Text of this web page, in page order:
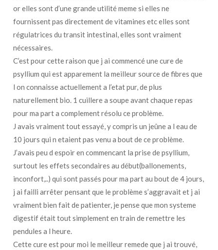
or elles sont d’une grande utilité meme si elles ne
fournissent pas directement de vitamines etc elles sont
régulatrices du transit intestinal, elles sont vraiment
nécessaires.
C’est pour cette raison que j ai commencé une cure de
psyllium qui est apparement la meilleur source de fibres que
l on connaisse actuellement a l’etat pur, de plus
naturellement bio. 1 cuillere a soupe avant chaque repas
pour ma part a complement résolu ce problème.
J avais vraiment tout essayé, y compris un jeûne a l eau de
10 jours qui n etaient pas venu a bout de ce problème.
J’avais peu d espoir en commencant la prise de psyllium,
surtout les effets secondaires au début(ballonements,
inconfort,..) qui sont passés pour ma part au bout de 4 jours,
j ai failli arrêter pensant que le problème s’aggravait et j ai
vraiment bien fait de patienter, je pense que mon systeme
digestif était tout simplement en train de remettre les
pendules a l heure.
Cette cure est pour moi le meilleur remede que j ai trouvé,